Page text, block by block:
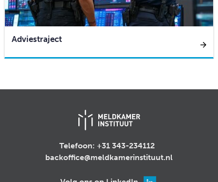
Adviestraject
Telefoon: +31 343-234112
backoffice@meldkamerinstituut.nl